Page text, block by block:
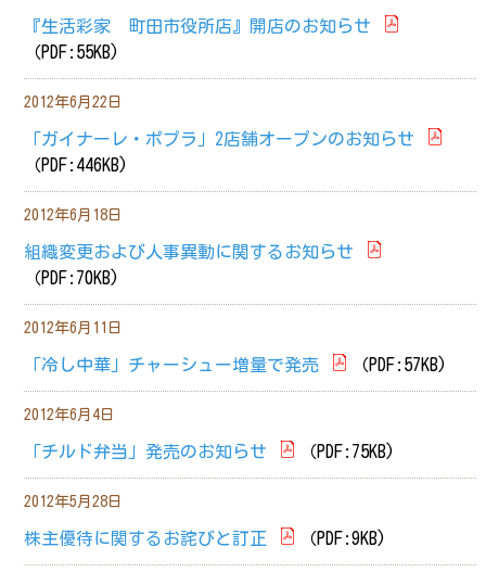
『生活彩家 町田市役所店』開店のお知らせ
（PDF:55KB)
2012年6月22日
「ガイナーレ・ポプラ」2店舗オープンのお知らせ
（PDF:446KB)
2012年6月18日
組織変更および人事異動に関するお知らせ
（PDF:70KB)
2012年6月11日
「冷し中華」チャーシュー増量で発売 （PDF:57KB)
2012年6月4日
「チルド弁当」発売のお知らせ （PDF:75KB)
2012年5月28日
株主優待に関するお詫びと訂正 （PDF:9KB)